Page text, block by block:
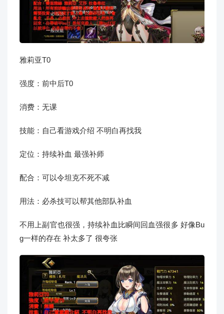
雅莉亚T0
强度：前中后T0
消费：无课
技能：自己看游戏介绍 不明白再找我
定位：持续补血 最强补师
配合：可以令坦克不死不减
用法：必杀技可以帮其他部队补血
不用上副官也很强，持续补血比瞬间回血强很多 好像Bu
g一样的存在 补太多了 很夸张